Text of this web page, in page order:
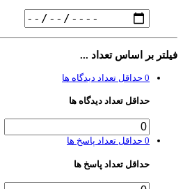
بر اساس تعداد ...
0 حداقل تعداد دیدگاه ها
حداقل تعداد دیدگاه ها
0 حداقل تعداد پاسخ ها
حداقل تعداد پاسخ ها